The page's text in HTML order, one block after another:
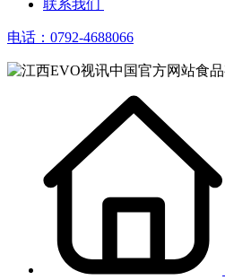
联系我们
电话：0792-4688066